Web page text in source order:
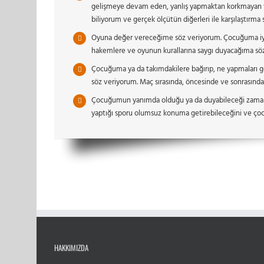
gelişmeye devam eden, yanlış yapmaktan
biliyorum ve gerçek ölçütün diğerleri ile
Oyuna değer vereceğime söz veriyorum. Çocuğuma
hakemlere ve oyunun kurallarına saygı duyacağıma
Çocuğuma ya da takımdakilere bağırıp, ne
söz veriyorum. Maç sırasında, öncesinde ve
Çocuğumun yanımda olduğu ya da duyabileceği
yaptığı sporu olumsuz konuma getirebileceğini ve
HAKKIMIZDA